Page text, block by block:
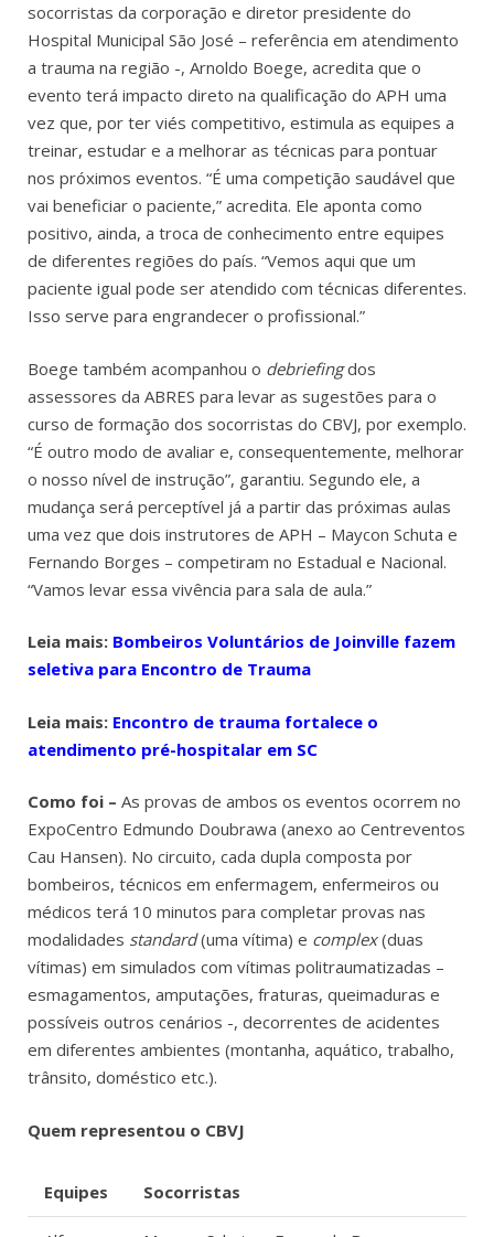
socorristas da corporação e diretor presidente do
Hospital Municipal São José – referência em atendimento
a trauma na região -, Arnoldo Boege, acredita que o
evento terá impacto direto na qualificação do APH uma
vez que, por ter viés competitivo, estimula as equipes a
treinar, estudar e a melhorar as técnicas para pontuar
nos próximos eventos. “É uma competição saudável que
vai beneficiar o paciente,” acredita. Ele aponta como
positivo, ainda, a troca de conhecimento entre equipes
de diferentes regiões do país. “Vemos aqui que um
paciente igual pode ser atendido com técnicas diferentes.
Isso serve para engrandecer o profissional.”
Boege também acompanhou o debriefingdos
assessores da ABRES para levar as sugestões para o
curso de formação dos socorristas do CBVJ, por exemplo.
“É outro modo de avaliar e, consequentemente, melhorar
o nosso nível de instrução”, garantiu. Segundo ele, a
mudança será perceptível já a partir das próximas aulas
uma vez que dois instrutores de APH – Maycon Schuta e
Fernando Borges – competiram no Estadual e Nacional.
“Vamos levar essa vivência para sala de aula.”
Leia mais: Bombeiros Voluntários de Joinville fazem
seletiva para Encontro de Trauma
Leia mais: Encontro de trauma fortalece o
atendimento pré-hospitalar em SC
Como foi – As provas de ambos os eventos ocorrem no
ExpoCentro Edmundo Doubrawa (anexo ao Centreventos
Cau Hansen). No circuito, cada dupla composta por
bombeiros, técnicos em enfermagem, enfermeiros ou
médicos terá 10 minutos para completar provas nas
modalidades standard(uma vítima) e complex(duas
vítimas) em simulados com vítimas politraumatizadas –
esmagamentos, amputações, fraturas, queimaduras e
possíveis outros cenários -, decorrentes de acidentes
em diferentes ambientes (montanha, aquático, trabalho,
trânsito, doméstico etc.).
Quem representou o CBVJ
Equipes Socorristas